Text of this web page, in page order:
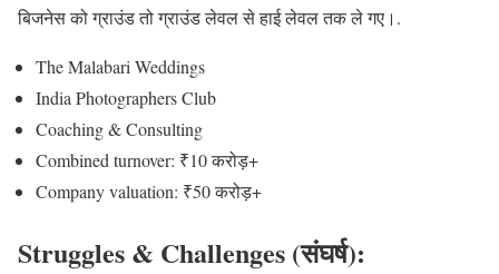
बिजनेस को ग्राउंड तो ग्राउंड लेवल से हाई लेवल तक ले गए।.
The Malabari Weddings
India Photographers Club
Coaching & Consulting
Combined turnover: ₹10 करोड़+
Company valuation: ₹50 करोड़+
Struggles & Challenges (संघर्ष):